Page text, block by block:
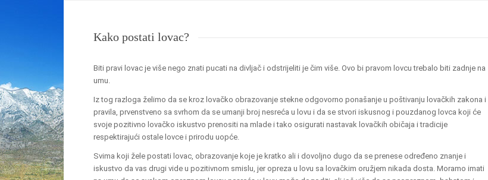
Kako postati lovac?
Biti pravi lovac je više nego znati pucati na divljač i odstrijeliti je čim više. Ovo bi pravom lovcu trebalo biti zadnje na
umu.
Iz tog razloga želimo da se kroz lovačko obrazovanje stekne odgovorno ponašanje u poštivanju lovačkih zakona i
pravila, prvenstveno sa svrhom da se umanji broj nesreća u lovu i da se stvori iskusnog i pouzdanog lovca koji će
svoje pozitivno lovačko iskustvo prenositi na mlade i tako osigurati nastavak lovačkih običaja i tradicije
respektirajući ostale lovce i prirodu uopće.
Svima koji žele postati lovac, obrazovanje koje je kratko ali i dovoljno dugo da se prenese određeno znanje i
iskustvo da vas drugi vide u pozitivnom smislu, jer opreza u lovu sa lovačkim oružjem nikada dosta. Moramo imati